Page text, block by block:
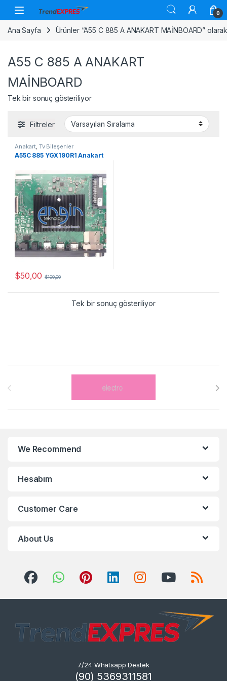
Skip to navigation
Skip to content
0
Ana Sayfa Ürünler “A55 C 885 A ANAKART MAİNBOARD”
A55 C 885 A ANAKART
MAİNBOARD
Tek bir sonuç gösteriliyor
Filtreler
Anakart Tv Bileşenler
A55C 885 YGX190R1 Anakart
$50,00 $100,00
Tek bir sonuç gösteriliyor
Brands Carousel
We Recommend
Hesabım
Customer Care
About Us
7/24 Whatsapp Destek
(90) 5369311581